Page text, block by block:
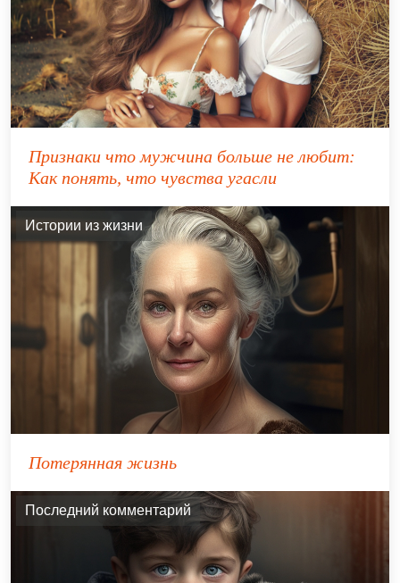
Признаки что мужчина больше не любит:
Как понять, что чувства угасли
Истории из жизни
Потерянная жизнь
Последний комментарий